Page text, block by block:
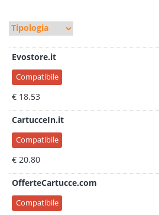
Evostore.it
Compatibile
€ 18.53
CartucceIn.it
Compatibile
€ 20.80
OfferteCartucce.com
Compatibile